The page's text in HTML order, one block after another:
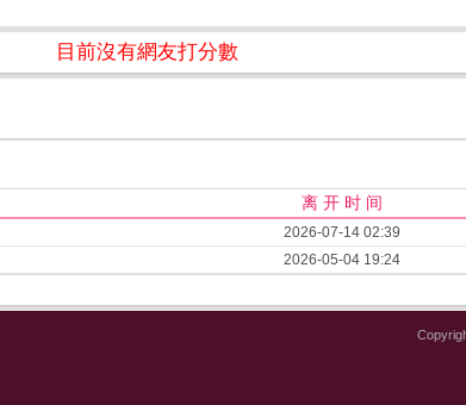
目前沒有網友打分數
离 开 时 间
2026-07-14 02:39
2026-05-04 19:24